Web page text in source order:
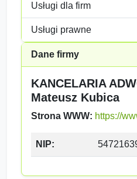
Usługi dla firm
Usługi prawne
Dane firmy
KANCELARIA
Mateusz Kubica
Strona WWW: https://
NIP: